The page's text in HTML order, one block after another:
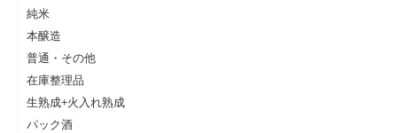
純米
本醸造
普通・その他
在庫整理品
生熟成+火入れ熟成
パック酒